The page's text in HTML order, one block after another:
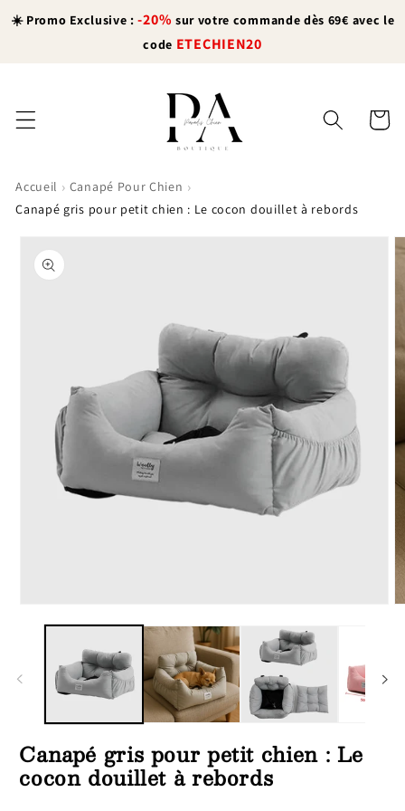
passer
☀️ Promo Exclusive :-20% sur votre commande dès 69€ avec le
code ETECHIEN20
Panier
Accueil › Canapé Pour Chien ›
Canapé gris pour petit chien : Le cocon douillet à rebords
informations
produits
une
fenêtre
Canapé gris pour petit chien : Le
cocon douillet à rebords